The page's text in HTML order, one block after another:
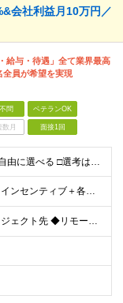
会社利益月10万円／
給与・待遇」全て業界最高
員が希望を実現
問 ベテランOK
月 面接1回
□リモート／出社の頻度も自由に選べる □選考は役員とWeb面談1回のみ □学歴不問／第二新卒歓迎／ブランクOK 【応募条件】 ◎ITエンジニアの実務経験1年以上をお持ちの方 └言語・業界・ジャンル不
◎月給42万円～140万円＋インセンティブ＋各種手当 ・エンジニア平均年収640万円 ・入社したエンジニア全員年収UP！平均180万円UP！ ・還元率80~95%！平均還元率86.9% ・単価連動型⇒
フルリモートor全国のプロジェクト先 ◆リモート実施率93%（リモート／出社の頻度も自分で選べる） ◆UIターン歓迎！転勤なし ※(変更の範囲)上記を除く当社関連勤務地 ＼独立した評価機関による評価